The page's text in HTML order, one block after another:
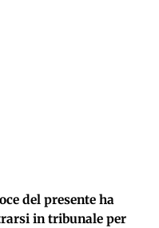
del presente ha
in tribunale per